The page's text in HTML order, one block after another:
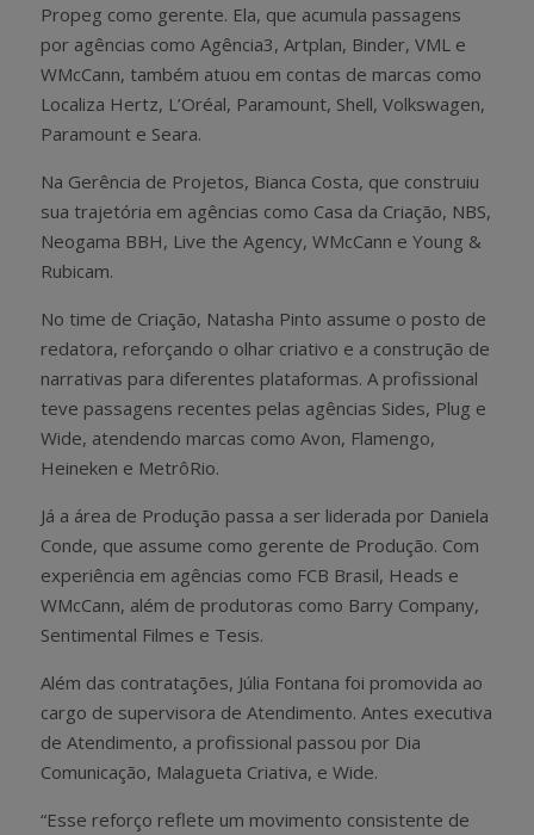
Propeg como gerente. Ela, que acumula passagens
por agências como Agência3, Artplan, Binder, VML e
WMcCann, também atuou em contas de marcas como
Localiza Hertz, L’Oréal, Paramount, Shell, Volkswagen,
Paramount e Seara.
Na Gerência de Projetos, Bianca Costa, que construiu
sua trajetória em agências como Casa da Criação, NBS,
Neogama BBH, Live the Agency, WMcCann e Young &
Rubicam.
No time de Criação, Natasha Pinto assume o posto de
redatora, reforçando o olhar criativo e a construção de
narrativas para diferentes plataformas. A profissional
teve passagens recentes pelas agências Sides, Plug e
Wide, atendendo marcas como Avon, Flamengo,
Heineken e MetrôRio.
Já a área de Produção passa a ser liderada por Daniela
Conde, que assume como gerente de Produção. Com
experiência em agências como FCB Brasil, Heads e
WMcCann, além de produtoras como Barry Company,
Sentimental Filmes e Tesis.
Além das contratações, Júlia Fontana foi promovida ao
cargo de supervisora de Atendimento. Antes executiva
de Atendimento, a profissional passou por Dia
Comunicação, Malagueta Criativa, e Wide.
“Esse reforço reflete um movimento consistente de